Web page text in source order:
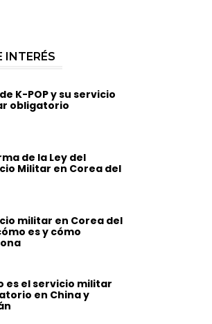
INTERÉS
K-POP y su servicio
obligatorio
de la Ley del
Militar en Corea del
militar en Corea del
es y cómo
es el servicio militar
en China y